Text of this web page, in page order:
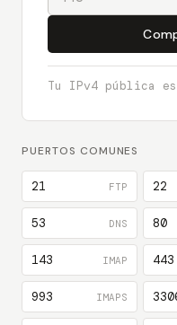
Tu IPv4 pública
PUERTOS COMUNES
21 FTP 22
53 DNS 80
143 IMAP 443
993 IMAPS